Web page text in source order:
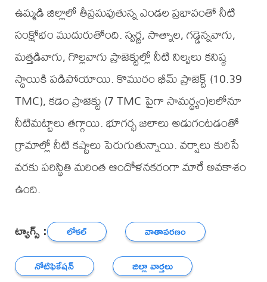
ఉమ్మడి జిల్లాలో తీవ్రమవుతున్న ఎండల ప్రభావంతో నీటి
సంక్షోభం ముదురుతోంది. స్వర్ణ, సాత్నాల, గడ్డెన్నవాగు,
మత్తడివాగు, గొల్లవాగు ప్రాజెక్టుల్లో నీటి నిల్వలు కనిష్ఠ
స్థాయికి పడిపోయాయి. కొమురం భీమ్ ప్రాజెక్ట్ (10.39
TMC), కడెం ప్రాజెక్టు (7 TMC పైగా సామర్థ్యం)లలోనూ
నీటిమట్టాలు తగ్గాయి. భూగర్భ జలాలు అడుగంటడంతో
గ్రామాల్లో నీటి కష్టాలు పెరుగుతున్నాయి. వర్షాలు కురిసే
వరకు పరిస్థితి మరింత ఆందోళనకరంగా మారే అవకాశం
ఉంది.
ట్యాగ్స్ : లోకల్
వాతావరణం
నోటిఫికేషన్
జిల్లా వార్తలు